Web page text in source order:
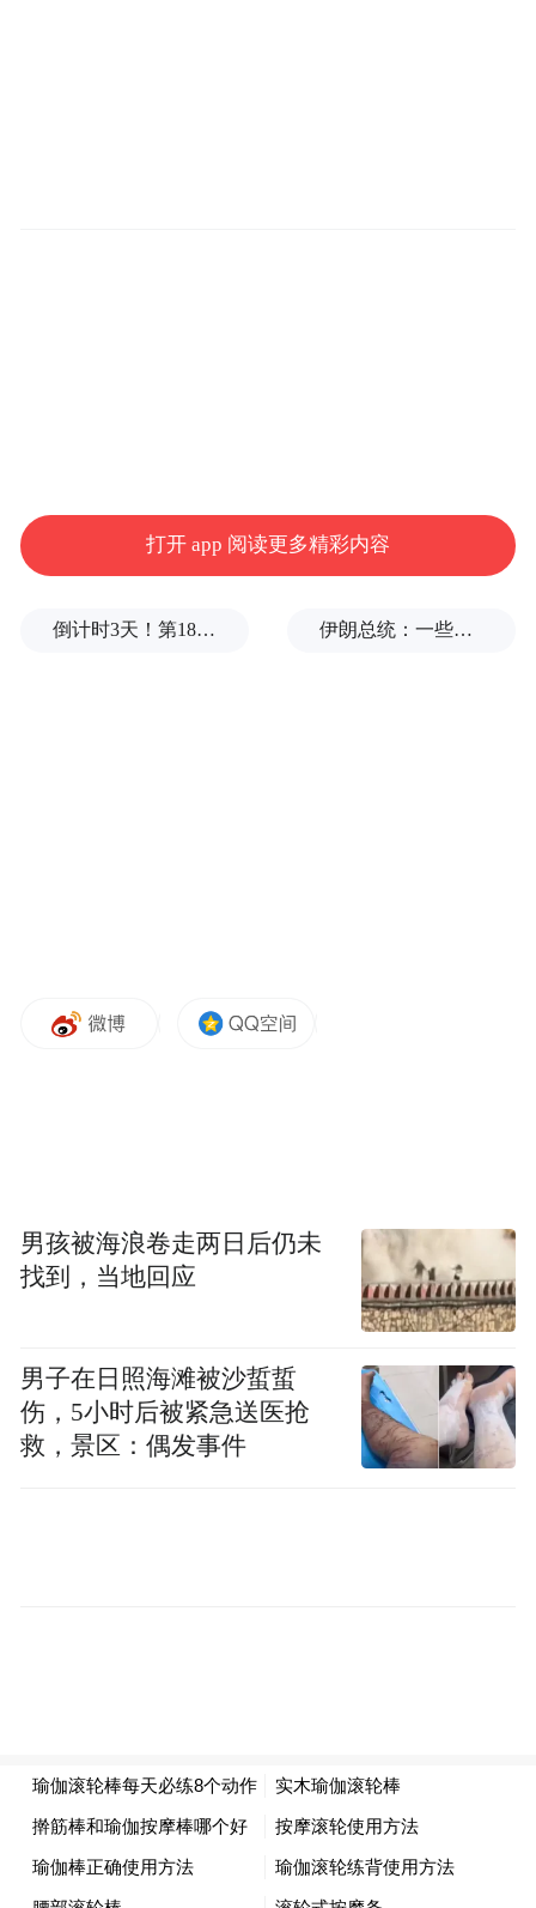
曲目,回望抗大烽火岁月,致敬革命先辈初心。
在庄重的红色氛围中,北京京华蓝天书画院的
艺术家团队以艺术为媒、以笔墨为魂,深度参
神的深刻体悟,既是书画院致敬抗大建校90周
本次纪念活动的核心亮点之一,便是抗大主题
文创书画艺术馆的正式揭牌暨红色主题书画
中的宝贵精神财富,是砥砺新时代奋进的精神
力量,书画艺术是传播红色文化、共情青年群
体的优质载体,书画院始终以笔墨为桥,致力于
打开 app 阅读更多精彩内容
倒计时3天！第18届影响世界华人盛典即将启幕 伊朗总统：一些人认为美欧会出现通货膨胀，伊朗不会，我无法理解
男孩被海浪卷走两日后仍未
找到，当地回应
男子在日照海滩被沙蜇蜇
伤，5小时后被紧急送医抢
救，景区：偶发事件